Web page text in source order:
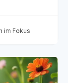
im Fokus